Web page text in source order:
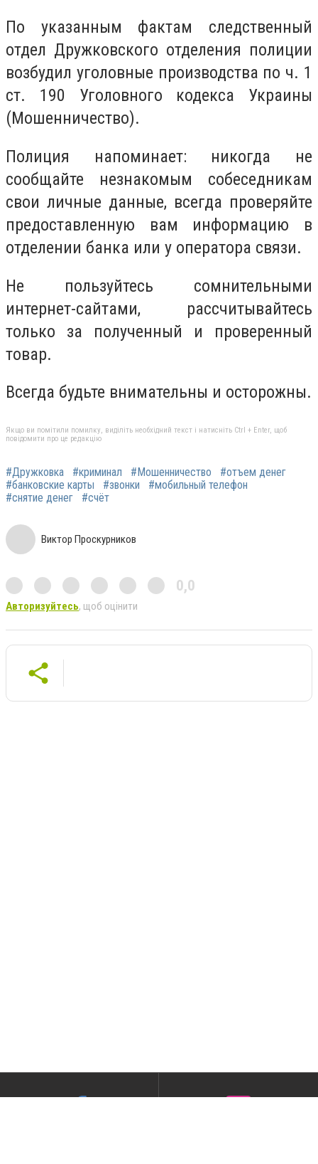
По указанным фактам следственный
отдел Дружковского отделения полиции
возбудил уголовные производства по ч. 1
ст. 190 Уголовного кодекса Украины
(Мошенничество).
Полиция напоминает: никогда не
сообщайте незнакомым собеседникам
свои личные данные, всегда проверяйте
предоставленную вам информацию в
отделении банка или у оператора связи.
Не пользуйтесь сомнительными
интернет-сайтами, рассчитывайтесь
только за полученный и проверенный
товар.
Всегда будьте внимательны и осторожны.
Якщо ви помітили помилку, виділіть необхідний текст і натисніть Ctrl + Enter, щоб
повідомити про це редакцію
#Дружковка #криминал #Мошенничество
#отъем денег
#банковские карты
#звонки
#мобильный телефон
#снятие денег
#счёт
Виктор Проскурников
0,0
Авторизуйтесь, щоб оцінити